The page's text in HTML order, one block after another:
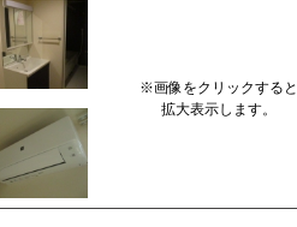
※画像をクリックすると
拡大表示します。